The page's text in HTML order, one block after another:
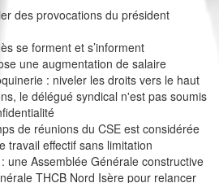
des provocations du président
se forment et s’informent
une augmentation de salaire
: niveler les droits vers le haut
le délégué syndical n'est pas soumis
de réunions du CSE est considérée
travail effectif sans limitation
une Assemblée Générale constructive
THCB Nord Isère pour relancer